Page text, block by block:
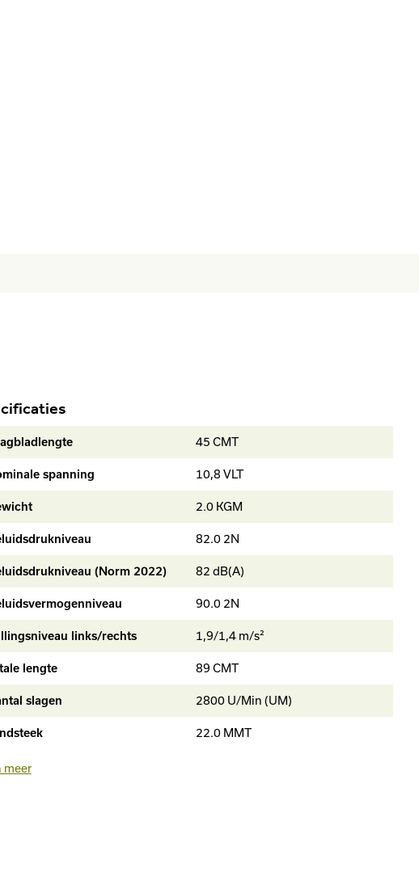
45 CMT
spanning 10,8 VLT
2.0 KGM
82.0 2N
(Norm 2022) 82 dB(A)
90.0 2N
links/rechts 1,9/1,4 m/s²
lengte 89 CMT
slagen 2800 U/Min (UM)
22.0 MMT
accu
meer